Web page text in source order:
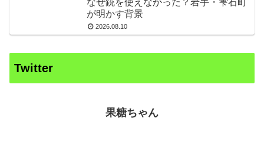
なぜ銃を使えなかった？岩手・雫石町
が明かす背景
2026.08.10
Twitter
果糖ちゃん